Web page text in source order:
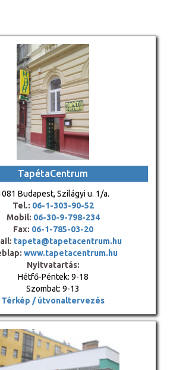
TapétaCentrum
Budapest, Szilágyi u. 1/a.
Tel.: 06-1-303-90-52
Mobil: 06-30-9-798-234
Fax: 06-1-785-03-20
tapeta@tapetacentrum.hu
www.tapetacentrum.hu
Nyitvatartás:
Hétfő-Péntek: 9-18
Szombat: 9-13
Térkép / útvonaltervezés